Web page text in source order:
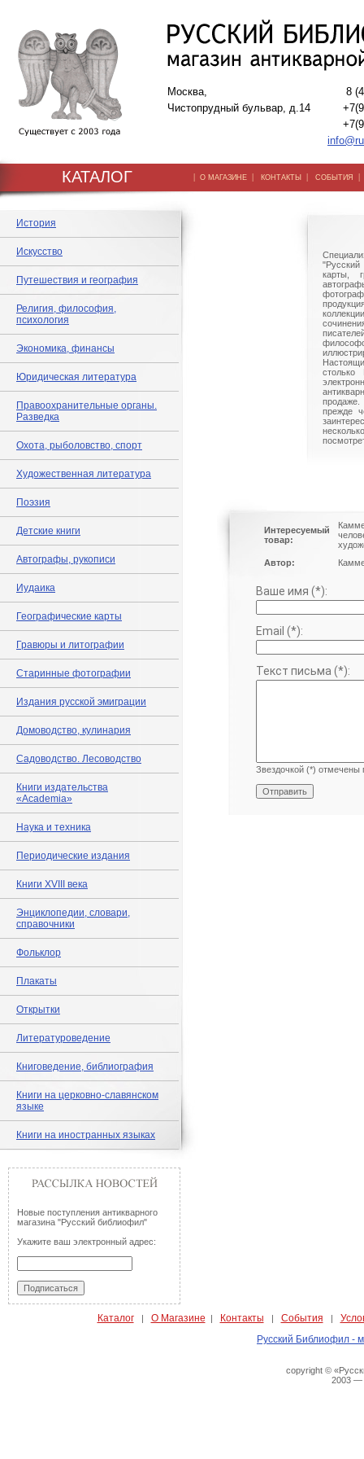
Москва,
Чистопрудный бульвар, д.14
8
КАТАЛОГ | О МАГАЗИНЕ | КОНТАКТЫ | СОБЫТИЯ
История
Искусство
Путешествия и география
Религия, философия,
психология
Экономика, финансы
Юридическая литература
Правоохранительные органы.
Разведка
Охота, рыболовство, спорт
Художественная литература
Поэзия
Детские книги
Автографы, рукописи
Иудаика
Географические карты
Гравюры и литографии
Старинные фотографии
Издания русской эмиграции
Домоводство, кулинария
Садоводство. Лесоводство
Книги издательства
«Academia»
Наука и техника
Периодические издания
Книги XVIII века
Энциклопедии, словари,
справочники
Фольклор
Плакаты
Открытки
Литературоведение
Книговедение, библиография
Книги на церковно-славянском
языке
Книги на иностранных языках
Новые поступления антикварного
магазина "Русский библиофил"
Укажите ваш электронный адрес:
"Русский
карты,
столько
прежде
Интересуемый
товар:
Автор:
Ваше имя (*):
Email (*):
Текст письма (*):
Звездочкой (*) отмечены
Каталог| О Магазине | Контакты | События |
Русский Библиофил -
copyright ©
2003 —